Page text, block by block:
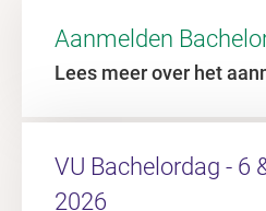
Aanmelden
Lees meer over het
VU Bachelordag - 6
2026